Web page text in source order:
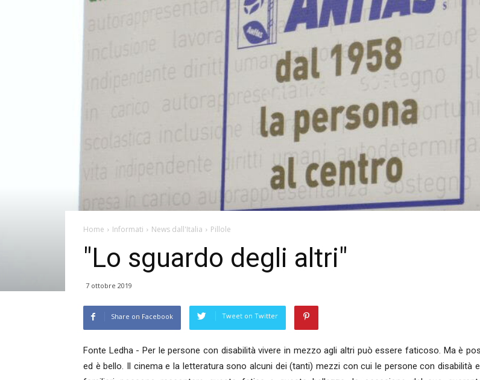
Home Informati News dall'Italia Pillole
"Lo sguardo degli altri"
7 ottobre 2019
Share on Facebook Tweet on Twitter
Fonte Ledha - Per le persone con disabilità vivere in mezzo agli altri può essere faticoso. Ma è
ed è bello. Il cinema e la letteratura sono alcuni dei (tanti) mezzi con cui le persone con disabilità